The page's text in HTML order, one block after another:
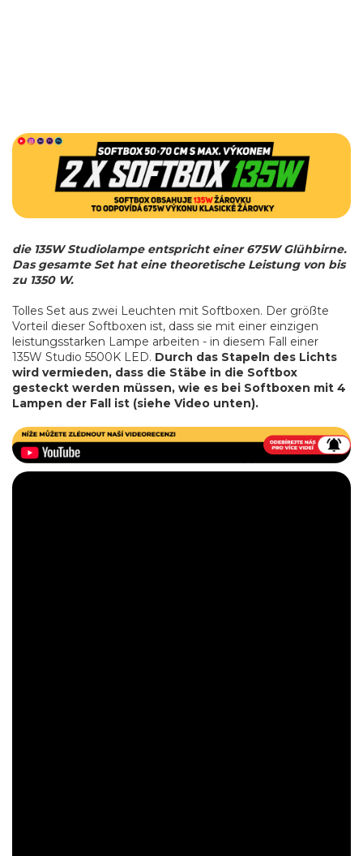
die 135W Studiolampe entspricht einer 675W Glühbirne.
Das gesamte Set hat eine theoretische Leistung von bis
zu 1350 W.
Tolles Set aus zwei Leuchten mit Softboxen. Der größte
Vorteil dieser Softboxen ist, dass sie mit einer einzigen
leistungsstarken Lampe arbeiten - in diesem Fall einer
135W Studio 5500K LED. Durch das Stapeln des Lichts
wird vermieden, dass die Stäbe in die Softbox
gesteckt werden müssen, wie es bei Softboxen mit 4
Lampen der Fall ist (siehe Video unten).